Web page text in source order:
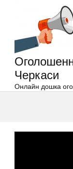
Черкаси
Онлайн дошка